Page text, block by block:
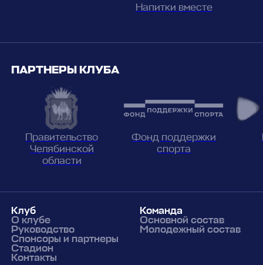
Напитки вместе
ПАРТНЕРЫ КЛУБА
Правительство
Челябинской
области
Фонд поддержки
спорта
Клуб
О клубе
Руководство
Спонсоры и партнеры
Стадион
Контакты
Команда
Основной состав
Молодежный состав